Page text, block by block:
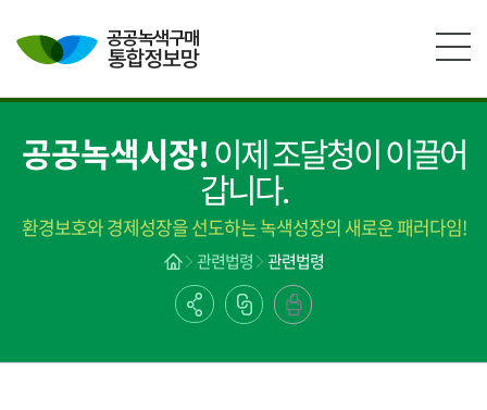
공공녹색시장!이제 조달청이 이끌어
갑니다.
환경보호와 경제성장을 선도하는 녹색성장의 새로운 패러다임!
관련법령 관련법령